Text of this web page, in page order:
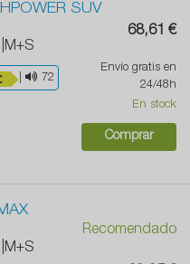
SUV
|M+S
72
68,61 €
Envío gratis en
24/48h
En stock
Comprar
|M+S
Recomendado